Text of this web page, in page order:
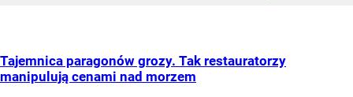
Tajemnica paragonów grozy. Tak restauratorzy
manipulują cenami nad morzem